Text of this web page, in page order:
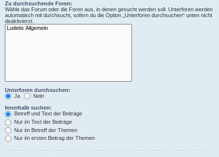
Zu durchsuchende Foren:
Wähle das Forum oder die Foren aus, in denen gesucht werden soll. Unterforen werden
automatisch mit durchsucht, sofern du die Option „Unterforen durchsuchen“ unten nicht
deaktivierst.
Unterforen durchsuchen:
Ja
Nein
Innerhalb suchen:
Betreff und Text der Beiträge
Nur im Text der Beiträge
Nur im Betreff der Themen
Nur im ersten Beitrag der Themen